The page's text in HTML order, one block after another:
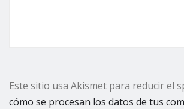
Este sitio usa Akismet para reducir el
cómo se procesan los datos de tus